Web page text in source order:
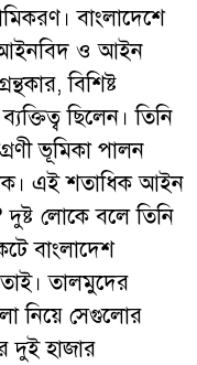
বাংলাদেশে
আইনবিদ ও আইন
বিশিষ্ট
ছিলেন। তিনি
ভূমিকা পালন
এই শতাধিক আইন
দুষ্ট লোকে বলে তিনি
বাংলাদেশ
তাই। তালমুদের
নিয়ে সেগুলোর
দুই হাজার